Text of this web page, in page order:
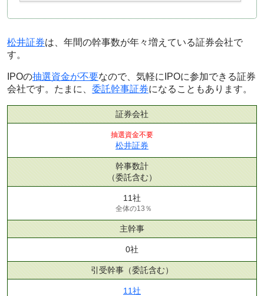
松井証券は、年間の幹事数が年々増えている証券会社で
す。
IPOの抽選資金が不要なので、気軽にIPOに参加できる証券
会社です。たまに、 委託幹事証券になることもあります。
証券会社
抽選資金不要
松井証券
幹事数計
（委託含む）
11社
全体の13％
主幹事
0社
引受幹事 （委託含む）
11社